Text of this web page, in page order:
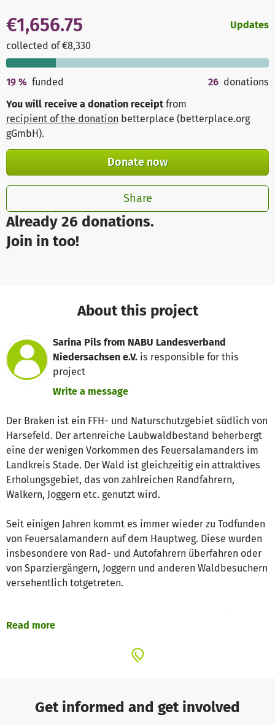
Already 26 donations.
Join in too!
€1,656.75
collected of €8,330
Updates
19 % funded 26 donations
You will receive a donation receipt from
recipient of the donation betterplace (betterplace.org
gGmbH).
Donate now
Share
About this project
Sarina Pils from NABU Landesverband
Niedersachsen e.V. is responsible for this
project
Write a message
Der Braken ist ein FFH- und Naturschutzgebiet südlich von
Harsefeld. Der artenreiche Laubwaldbestand beherbergt
eine der wenigen Vorkommen des Feuersalamanders im
Landkreis Stade. Der Wald ist gleichzeitig ein attraktives
Erholungsgebiet, das von zahlreichen Randfahrern,
Walkern, Joggern etc. genutzt wird.
Seit einigen Jahren kommt es immer wieder zu Todfunden
von Feuersalamandern auf dem Hauptweg. Diese wurden
insbesondere von Rad- und Autofahrern überfahren oder
von Sparziergängern, Joggern und anderen Waldbesuchern
versehentlich totgetreten.
stellt die Ökologische NABU-Station Oste-Region (ÖNSOR)
Forstamt Harsefeld sowie ehrenamtlichen Helfern des
Dieser wird täglich kontrolliert und wissenschaftlich
Read more
Get informed and get involved